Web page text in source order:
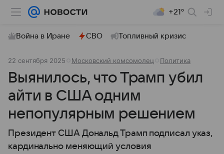
+21°
Война в Иране СВО Топливный кризис
22 сентября 2025 Московский комсомолец Политика
Выянилось, что Трамп убил
айти в США одним
непопулярным решением
Президент США Дональд Трамп подписал указ,
кардинально меняющий условия